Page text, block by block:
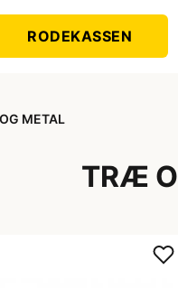
RODEKASSEN
METAL
TRÆ